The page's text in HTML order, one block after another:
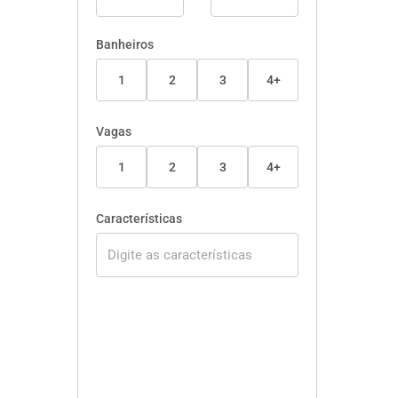
Banheiros
1 2 3 4+
Vagas
1 2 3 4+
Características